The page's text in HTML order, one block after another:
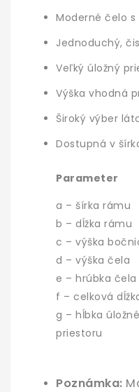
Moderné čelo
Jednoduchý,
Veľký úložný
Výška vhodná
Široký výber
Dostupná v
Parameter
a – šírka rámu
b – dĺžka rámu
c – výška
d – výška čela
e – hrúbka čela
f – celková
g – hĺbka
priestoru
Poznámka: